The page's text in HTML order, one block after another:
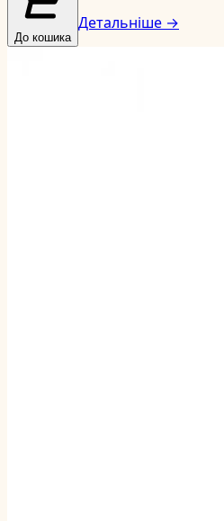
До кошика
Детальніше →